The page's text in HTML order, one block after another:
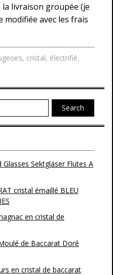
la livraison groupée (je
avec les frais
, cristal, électrifié,
Search
Sektgläser Flutes A
cristal émaillé BLEU
en cristal de
de Baccarat Doré
en cristal de baccarat